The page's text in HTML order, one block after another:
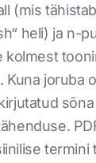
(mis
heli) ja n-
joruba